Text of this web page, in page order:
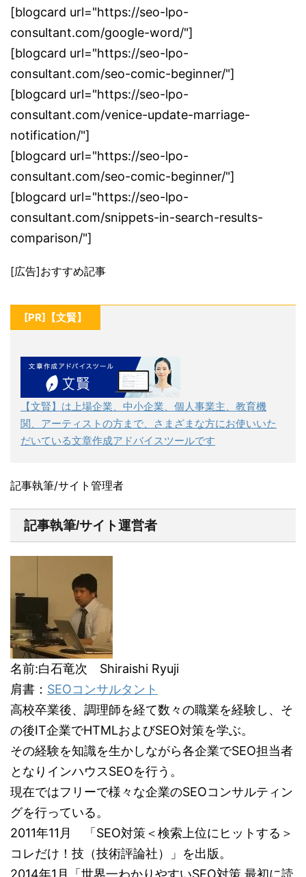
[blogcard url="https://seo-lpo-
consultant.com/google-word/"]
[blogcard url="https://seo-lpo-
consultant.com/seo-comic-beginner/"]
[blogcard url="https://seo-lpo-
consultant.com/venice-update-marriage-
notification/"]
[blogcard url="https://seo-lpo-
consultant.com/seo-comic-beginner/"]
[blogcard url="https://seo-lpo-
consultant.com/snippets-in-search-results-
comparison/"]
[広告]おすすめ記事
[PR]【文賢】
【文賢】は上場企業、中小企業、個人事業主、教育機
関、アーティストの方まで、さまざまな方にお使いいた
だいている文章作成アドバイスツールです
記事執筆/サイト管理者
記事執筆/サイト運営者
名前:白石竜次 Shiraishi Ryuji
肩書： SEOコンサルタント
高校卒業後、調理師を経て数々の職業を経験し、そ
の後IT企業でHTMLおよびSEO対策を学ぶ。
その経験を知識を生かしながら各企業でSEO担当者
となりインハウスSEOを行う。
現在ではフリーで様々な企業のSEOコンサルティン
グを行っている。
2011年11月 「SEO対策＜検索上位にヒットする＞
コレだけ！技（技術評論社）」を出版。
2014年1月「世界一わかりやすいSEO対策 最初に読